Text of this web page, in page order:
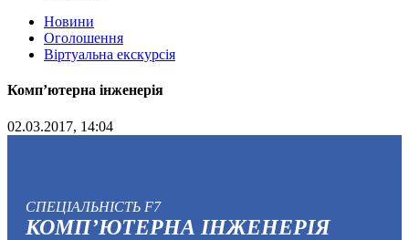
Новини
Оголошення
Віртуальна екскурсія
Комп’ютерна інженерія
02.03.2017, 14:04
СПЕЦІАЛЬНІСТЬ F7
КОМП’ЮТЕРНА ІНЖЕНЕРІЯ